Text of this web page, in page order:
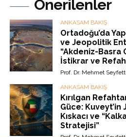
Önerilenler
ANKASAM BAKIŞ
Ortadoğu’da
ve Jeopolitik
“Akdeniz-Basra
İstikrar ve Refah
Prof. Dr. Mehmet
ANKASAM BAKIŞ
Kırılgan
Güce:
Kıskacı ve
Stratejisi”